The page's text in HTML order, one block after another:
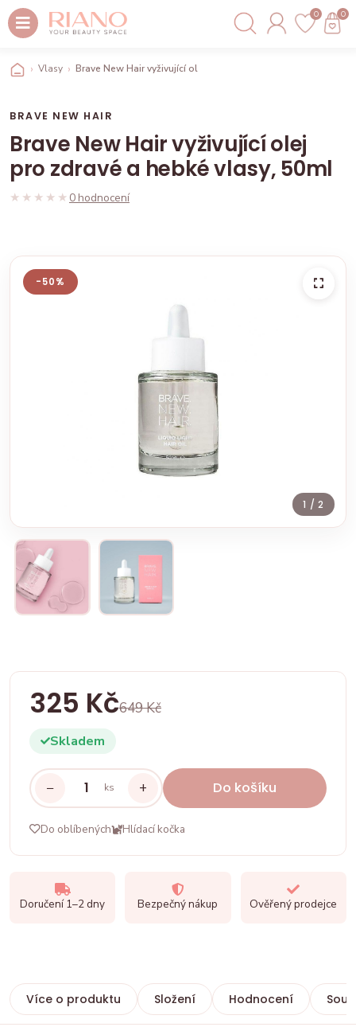
0 0
Vlasy Brave New Hair vyživující olej pro zdravé a hebké vlasy, 50ml
BRAVE NEW HAIR
Brave New Hair vyživující olej
pro zdravé a hebké vlasy, 50ml
★★★★★
★★★★★ 0 hodnocení
-50%
1 / 2
325 Kč649 Kč
Skladem
− ks + Do košíku
Do oblíbených Hlídací kočka
Doručení 1–2 dny Bezpečný nákup Ověřený prodejce
Více o produktu Složení Hodnocení